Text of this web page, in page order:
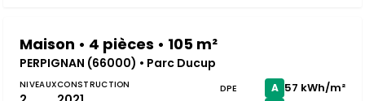
Maison • 4 pièces • 105 m²
PERPIGNAN (66000) • Parc Ducup
NIVEAUXCONSTRUCTION DPE A 57 kWh/m²